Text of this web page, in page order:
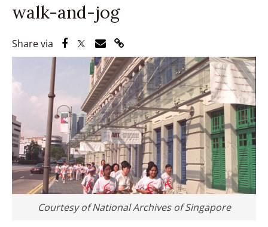
walk-and-jog
Share via Share via Facebook
Share via Twitter
Share via Email
Share via Link
Courtesy of National Archives of Singapore